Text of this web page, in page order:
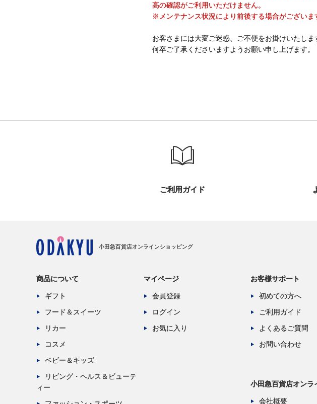
高の確認がご利用いただけません。
※メンテナンス状況により前後する場合がございま
お客さまには大変ご迷惑、ご不便をお掛けいたしま
何卒ご了承くださいますようお願い申し上げます。
ご利用ガイド
小田急百貨店オンラインショッピング
商品について
ギフト
フード＆スイーツ
リカー
コスメ
ベビー＆キッズ
リビング・ヘルス＆ビューテ
ィー
マイページ
会員登録
ログイン
お気に入り
お客様サポート
初めての方へ
ご利用ガイド
よくあるご質問
お問い合わせ
小田急百貨店オンラ
会社概要